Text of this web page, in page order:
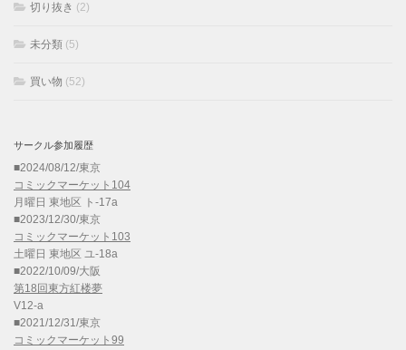
切り抜き (2)
未分類 (5)
買い物 (52)
サークル参加履歴
■2024/08/12/東京
コミックマーケット104
月曜日 東地区 ト-17a
■2023/12/30/東京
コミックマーケット103
土曜日 東地区 ユ-18a
■2022/10/09/大阪
第18回東方紅楼夢
V12-a
■2021/12/31/東京
コミックマーケット99